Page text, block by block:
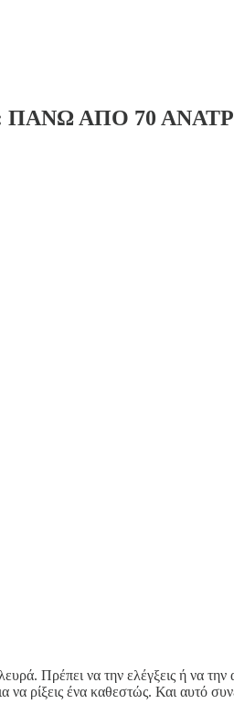
ΑΠΟ 70
Πρέπει να την ελέγξεις ή να
να ρίξεις ένα καθεστώς. Και αυτό